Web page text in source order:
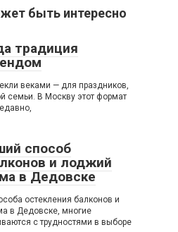
быть интересно
традиция
веками — для праздников,
семьи. В Москву этот формат
способ
и лоджий
в Дедовске
остекления балконов и
в Дедовске, многие
с трудностями в выборе